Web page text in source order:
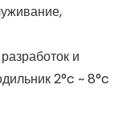
и
2°c ~ 8°c